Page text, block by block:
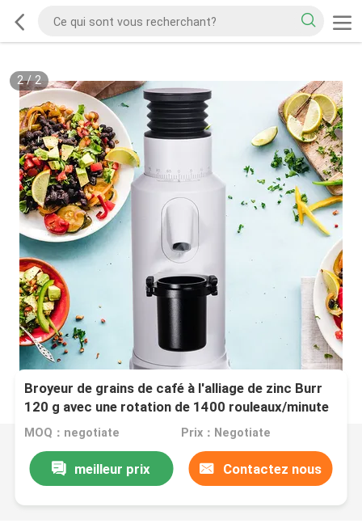
2/2
Broyeur de grains de café à l'alliage de zinc Burr
120 g avec une rotation de 1400 rouleaux/minute
MOQ：negotiate Prix：Negotiate
meilleur prix Contactez nous